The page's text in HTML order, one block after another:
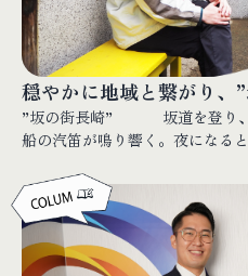
穏やかに地域と繋がり、
”坂の街長崎” 坂道を登り、
船の汽笛が鳴り響く。夜になる